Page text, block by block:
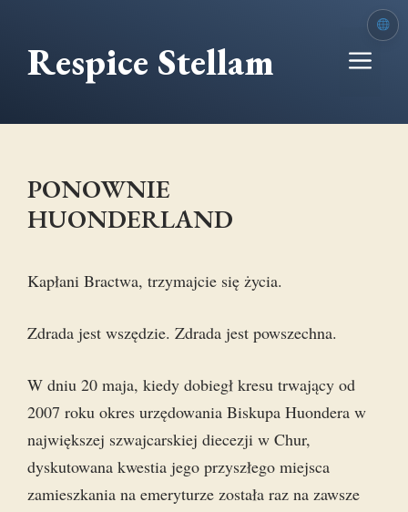
treściRespice Stellam
PONOWNIE
HUONDERLAND
Kapłani Bractwa, trzymajcie się życia.
Zdrada jest wszędzie. Zdrada jest powszechna.
W dniu 20 maja, kiedy dobiegł kresu trwający od
2007 roku okres urzędowania Biskupa Huondera w
największej szwajcarskiej diecezji w Chur,
dyskutowana kwestia jego przyszłego miejsca
zamieszkania na emeryturze została raz na zawsze